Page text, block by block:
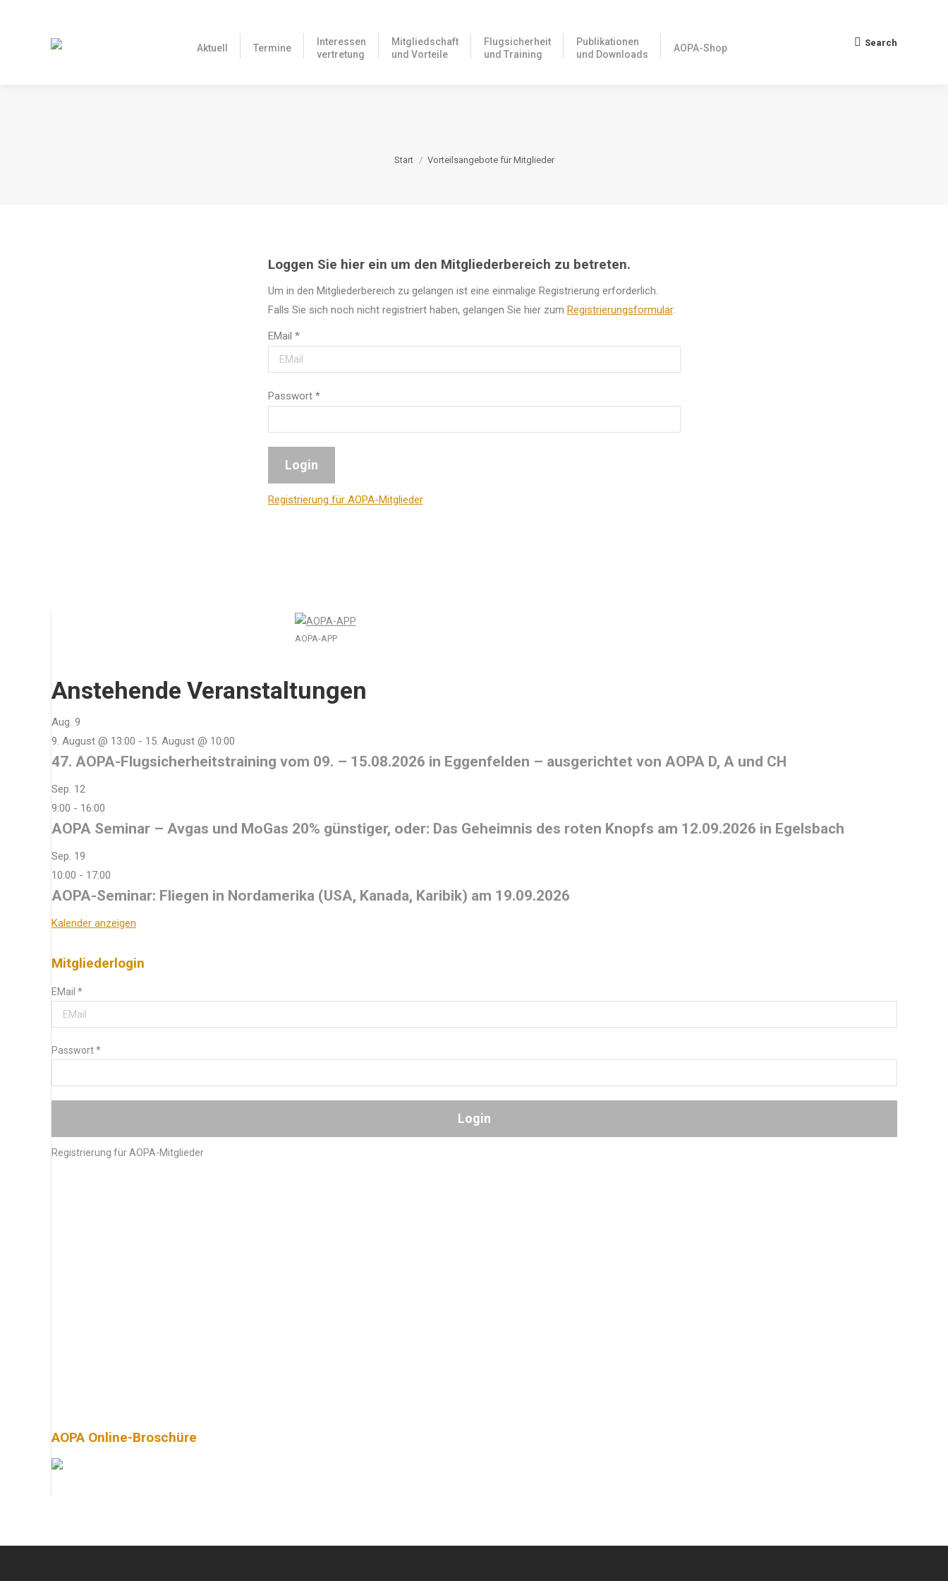
Aktuell Termine
Interessen
vertretung
Mitgliedschaft
und Vorteile
Flugsicherheit
und Training
Publikationen
und Downloads
AOPA-Shop Search:
Search
Sie befinden sich hier:
Start Vorteilsangebote für Mitglieder
Loggen Sie hier ein um den Mitgliederbereich zu betreten.
Um in den Mitgliederbereich zu gelangen ist eine einmalige Registrierung erforderlich.
Falls Sie sich noch nicht registriert haben, gelangen Sie hier zum Registrierungsformular.
EMail *
Passwort *
Registrierung für AOPA-Mitglieder
AOPA-APP
Anstehende Veranstaltungen
Aug. 9
9. August @ 13:00 - 15. August @ 10:00
47. AOPA-Flugsicherheitstraining vom 09. – 15.08.2026 in Eggenfelden – ausgerichtet von AOPA D, A und CH
Sep. 12
9:00 - 16:00
AOPA Seminar – Avgas und MoGas 20% günstiger, oder: Das Geheimnis des roten Knopfs am 12.09.2026 in Egelsbach
Sep. 19
10:00 - 17:00
AOPA-Seminar: Fliegen in Nordamerika (USA, Kanada, Karibik) am 19.09.2026
Kalender anzeigen
Mitgliederlogin
EMail *
Passwort*
Registrierung für AOPA-Mitglieder
AOPA Online-Broschüre